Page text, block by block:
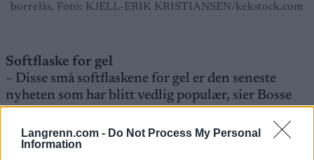
Langrenn.com - Do Not Process My Personal
Information
borrelås. Foto: KJELL-ERIK KRISTIANSEN/kekstock.com
Softflaske for gel
– Disse små softflaskene for gel er den seneste
nyheten som har blitt vedlig populær, sier Bosse
feste med borrelås til kroppen, fortrinnsvis på
låret.